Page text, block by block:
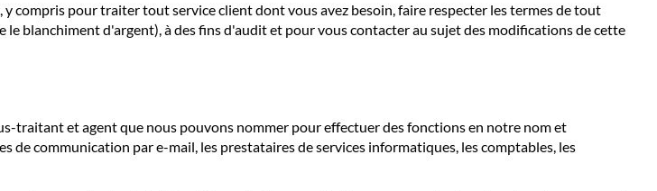
compris pour traiter tout service client dont vous avez besoin, faire respecter les termes de tout
blanchiment d'argent), à des fins d'audit et pour vous contacter au sujet des modifications de cette
traitant et agent que nous pouvons nommer pour effectuer des fonctions en notre nom et
communication par e-mail, les prestataires de services informatiques, les comptables, les